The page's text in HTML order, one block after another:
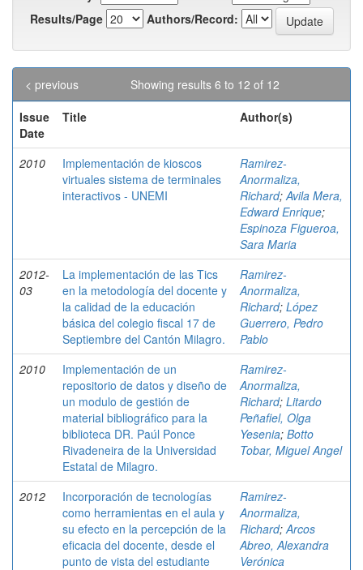
Results/Page
Authors/Record:
Showing results 6 to 12 of 12
< previous
Issue
Date
Title Author(s)
2010
Implementación de kioscos
virtuales sistema de terminales
interactivos - UNEMI
Ramirez-
Anormaliza,
Richard; Avila Mera,
Edward Enrique;
Espinoza Figueroa,
Sara Maria
2012-
03
La implementación de las Tics
en la metodología del docente y
la calidad de la educación
básica del colegio fiscal 17 de
Septiembre del Cantón Milagro.
Ramirez-
Anormaliza,
Richard; López
Guerrero, Pedro
Pablo
2010
Implementación de un
repositorio de datos y diseño de
un modulo de gestión de
material bibliográfico para la
biblioteca DR. Paúl Ponce
Rivadeneira de la Universidad
Estatal de Milagro.
Ramirez-
Anormaliza,
Richard; Litardo
Peñafiel, Olga
Yesenia; Botto
Tobar, Miguel Angel
2012
Incorporación de tecnologías
como herramientas en el aula y
su efecto en la percepción de la
eficacia del docente, desde el
punto de vista del estudiante
Ramirez-
Anormaliza,
Richard; Arcos
Abreo, Alexandra
Verónica